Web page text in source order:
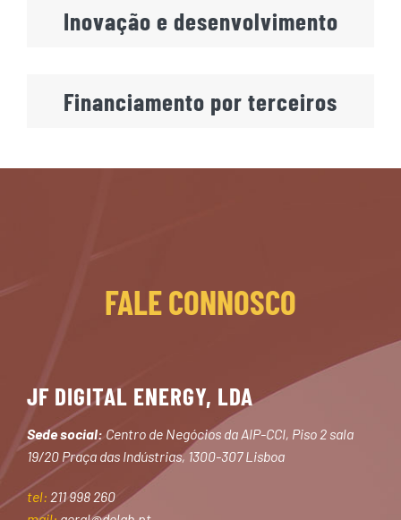
Inovação e desenvolvimento
Financiamento por terceiros
FALE CONNOSCO
JF DIGITAL ENERGY, LDA
Sede social: Centro de Negócios da AIP-CCI, Piso 2 sala
19/20 Praça das Indústrias, 1300-307 Lisboa
tel: 211 998 260